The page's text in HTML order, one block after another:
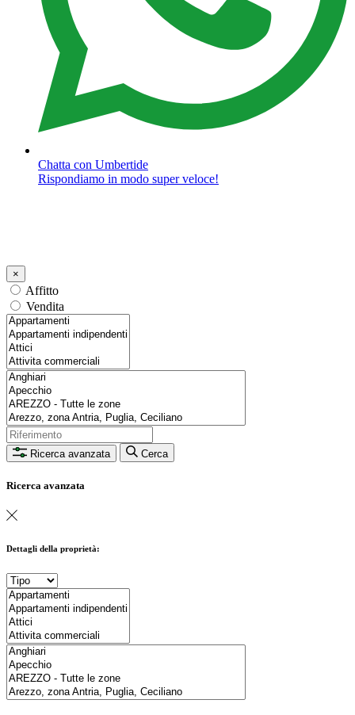
Chatta con Umbertide
Rispondiamo in modo super veloce!
×
Affitto
Vendita
Ricerca avanzata Cerca
Ricerca avanzata
Dettagli della proprietà: